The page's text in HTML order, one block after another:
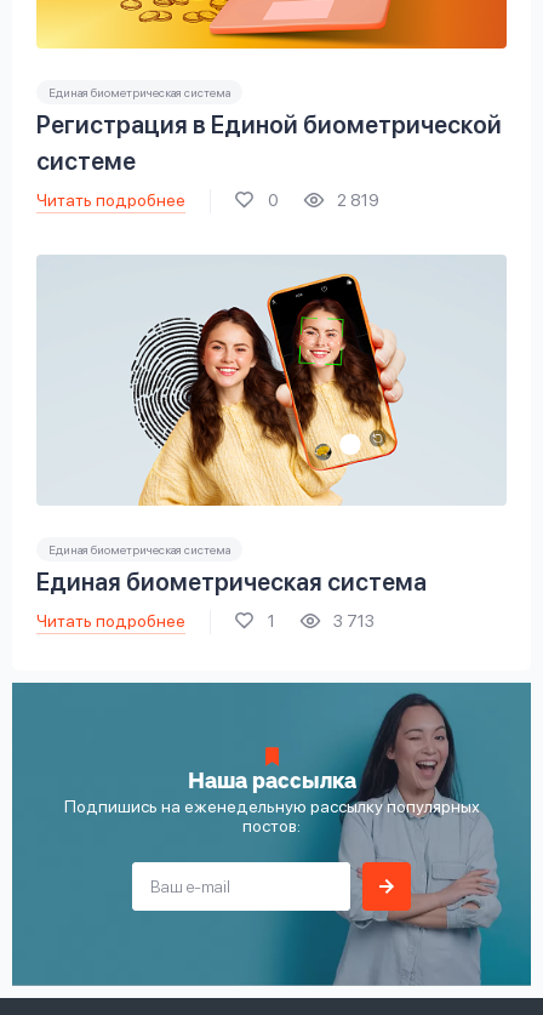
Единая биометрическая система
Регистрация в Единой биометрической
системе
Читать подробнее 0 2 819
Единая биометрическая система
Единая биометрическая система
Читать подробнее 1 3 713
Наша рассылка
Подпишись на еженедельную рассылку популярных
постов: